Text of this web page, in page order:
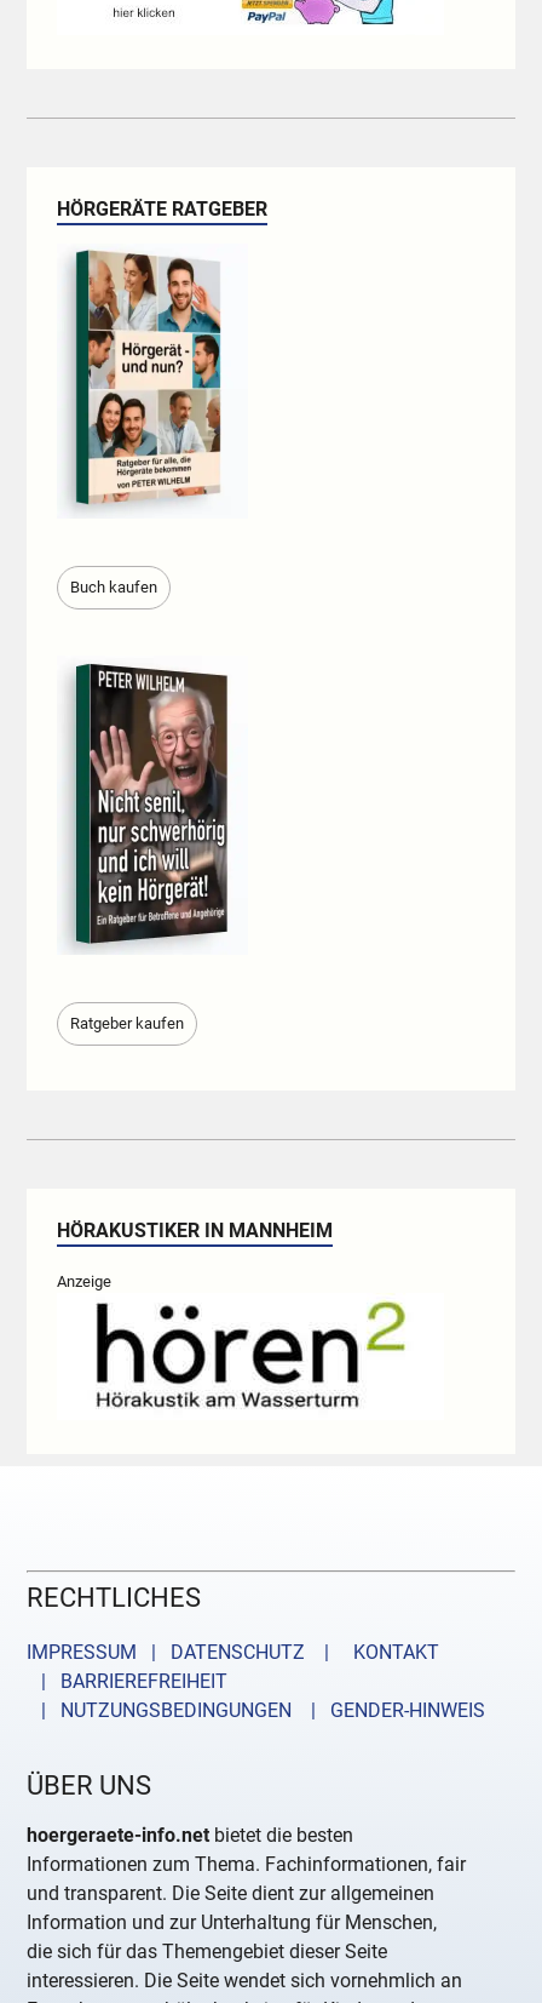
HÖRGERÄTE RATGEBER
Buch kaufen
Ratgeber kaufen
HÖRAKUSTIKER IN MANNHEIM
Anzeige
RECHTLICHES
IMPRESSUM | DATENSCHUTZ |
KONTAKT
| BARRIEREFREIHEIT
| NUTZUNGSBEDINGUNGEN
| GENDER-HINWEIS
ÜBER UNS
hoergeraete-info.net bietet die besten
Informationen zum Thema. Fachinformationen, fair
und transparent. Die Seite dient zur allgemeinen
Information und zur Unterhaltung für Menschen,
die sich für das Themengebiet dieser Seite
interessieren. Die Seite wendet sich vornehmlich an